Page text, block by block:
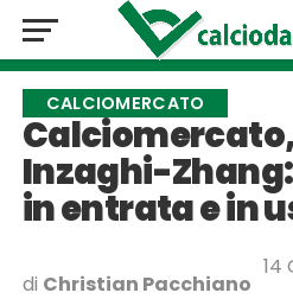
CALCIOMERCATO
Inzaghi-
in entrata e in
di Christian Pacchiano
14